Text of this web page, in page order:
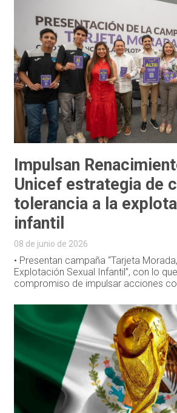
Impulsan
Unicef estrategia de
tolerancia a la
infantil
08 de junio de 2026
• Presentan campaña “Tarjeta
Explotación Sexual Infantil”, con lo
compromiso de impulsar acciones